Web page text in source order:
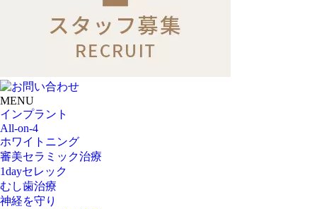
MENU
インプラント
All-on-4
ホワイトニング
審美セラミック治療
1dayセレック
むし歯治療
神経を守り